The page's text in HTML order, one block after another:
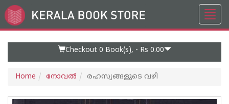
Go
to
Checkout 0 Book(s), - Rs 0.00
Home നോവല്‍ രഹസ്യങ്ങളുടെ വഴി